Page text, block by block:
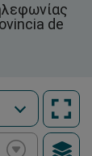
de